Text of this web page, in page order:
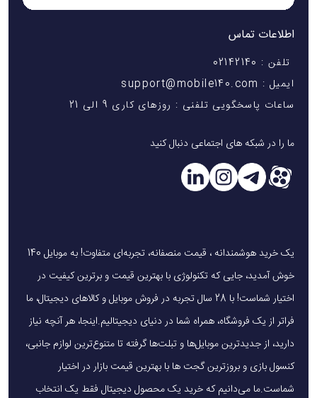
اطلاعات تماس
تلفن : 02142140
ایمیل : support@mobile140.com
ساعات پاسخگویی تلفنی : روزهای کاری 9 الی 21
ما را در شبکه های اجتماعی دنبال کنید
یک خرید هوشمندانه ، قیمت منصفانه، تجربه‌ای متفاوت! به موبایل 140
خوش آمدید، جایی که تکنولوژی با بهترین قیمت و برترین کیفیت در
اختیار شماست! با 28 سال تجربه در فروش موبایل و کالاهای دیجیتال، ما
فراتر از یک فروشگاه، همراه شما در دنیای دیجیتالیم.اینجا، هر آنچه نیاز
دارید، از جدیدترین موبایل‌ها و تبلت‌ها گرفته تا متنوع‌ترین لوازم جانبی،
کنسول بازی و بروزترین گجت ها با بهترین قیمت بازار در اختیار
شماست.ما می‌دانیم که خرید یک محصول دیجیتال فقط یک انتخاب